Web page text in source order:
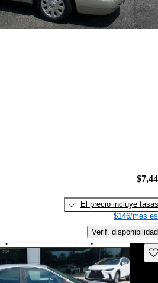
El precio incluye tasas
$146/mes
Verif. disponibilidad